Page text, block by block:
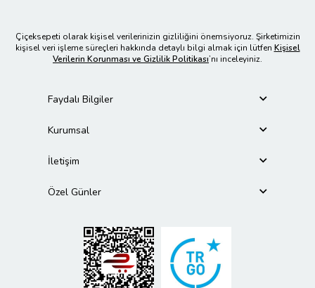
Çiçeksepeti olarak kişisel verilerinizin gizliliğini önemsiyoruz. Şirketimizin
kişisel veri işleme süreçleri hakkında detaylı bilgi almak için lütfen Kişisel
Verilerin Korunması ve Gizlilik Politikası’nı inceleyiniz.
Faydalı Bilgiler
Kurumsal
İletişim
Özel Günler